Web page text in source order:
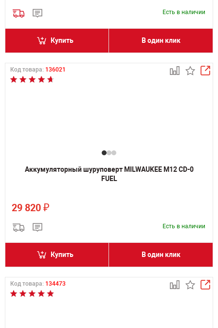
Есть в наличии
Купить В один клик
Код товара: 136021
Аккумуляторный шуруповерт MILWAUKEE M12 CD-0
FUEL
29 820 ₽
Есть в наличии
Купить В один клик
Код товара: 134473